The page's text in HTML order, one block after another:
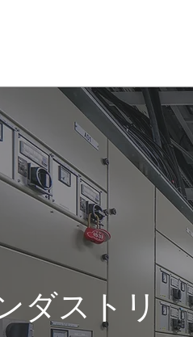
ダストリ